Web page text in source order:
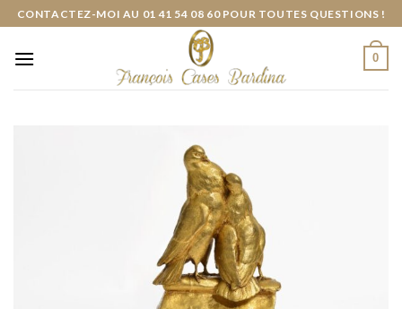
Skip
content
CONTACTEZ-MOI AU 01 41 54 08 60 POUR TOUTES QUESTIONS !
0